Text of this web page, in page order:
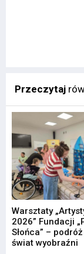
Przeczytaj
Warsztaty
2026” Fundacji
Słońca” –
świat wyobraźni